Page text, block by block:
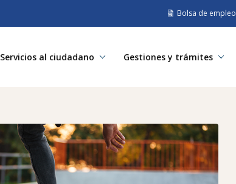
Bolsa de empleo
Servicios al ciudadano Gestiones y trámites